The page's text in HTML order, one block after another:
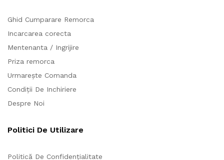
Ghid Cumparare Remorca
Incarcarea corecta
Mentenanta / Ingrijire
Priza remorca
Urmarește Comanda
Condiții De Inchiriere
Despre Noi
Politici De Utilizare
Politică De Confidențialitate